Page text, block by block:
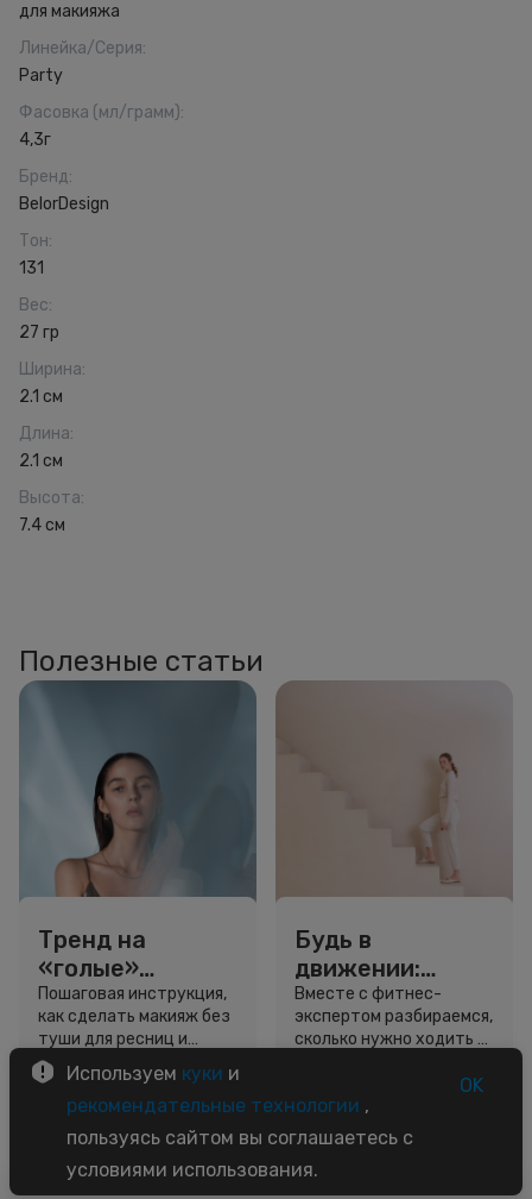
для макияжа
Линейка/Серия:
Party
Фасовка (мл/грамм):
4,3г
Бренд:
BelorDesign
Тон:
131
Вес:
27 гр
Ширина:
2.1 см
Длина:
2.1 см
Высота:
7.4 см
Полезные статьи
Тренд на
«голые»
ресницы: как
выглядеть
свежо, не
используя тушь
Пошаговая инструкция,
как сделать макияж без
туши для ресниц и
звёздный образ для
вдохновения.
3 минуты
Будь в
движении:
сколько нужно
шагов для
красоты и
Вместе с фитнес-
экспертом разбираемся,
сколько нужно ходить и
5 минут
Используем куки и
рекомендательные технологии ,
пользуясь сайтом вы соглашаетесь с
условиями использования.
OK